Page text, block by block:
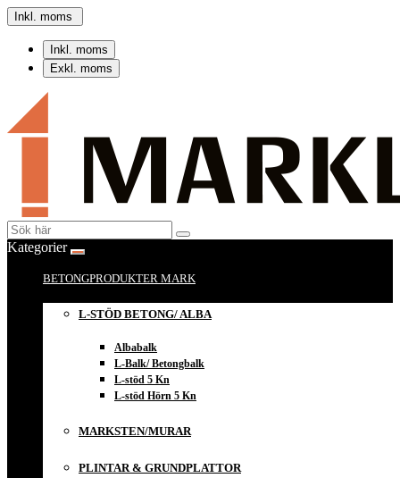
Inkl. moms
Inkl. moms
Exkl. moms
Kategorier
BETONGPRODUKTER MARK
L-STÖD BETONG/ ALBA
Albabalk
L-Balk/ Betongbalk
L-stöd 5 Kn
L-stöd Hörn 5 Kn
MARKSTEN/MURAR
PLINTAR & GRUNDPLATTOR